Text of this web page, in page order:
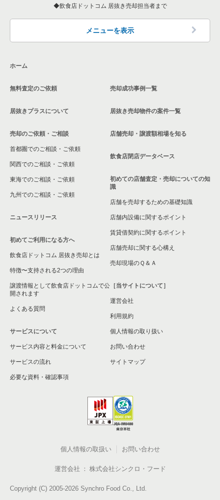
飲食店ドットコム 居抜き売却担当者まで
メニューを表示
ホーム
無料査定のご依頼
居抜きプラスについて
売却のご依頼・ご相談
首都圏でのご相談・ご依頼
関西でのご相談・ご依頼
東海でのご相談・ご依頼
九州でのご相談・ご依頼
ニュースリリース
初めてご利用になる方へ
飲食店ドットコム 居抜き売却とは
特徴〜支持される2つの理由
譲渡情報として飲食店ドットコムで公
開されます
よくある質問
サービスについて
サービス内容と料金について
サービスの流れ
必要な資料・確認事項
売却成功事例一覧
居抜き売却物件の案件一覧
店舗売却・譲渡額相場を知る
飲食店閉店データベース
初めての店舗査定・売却についての知
識
店舗を売却するための基礎知識
店舗内設備に関するポイント
賃貸借契約に関するポイント
店舗売却に関する心構え
売却現場のＱ＆Ａ
［当サイトについて］
運営会社
利用規約
個人情報の取り扱い
お問い合わせ
サイトマップ
個人情報の取扱い お問い合わせ
運営会社 株式会社シンクロ・フード
Copyright (C) 2005-2026 Synchro Food Co., Ltd.